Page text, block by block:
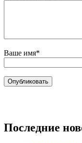
Ваше имя*
Последние